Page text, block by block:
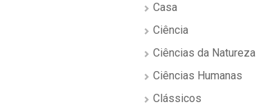
Casa
Ciência
Ciências da Natureza
Ciências Humanas
Clássicos